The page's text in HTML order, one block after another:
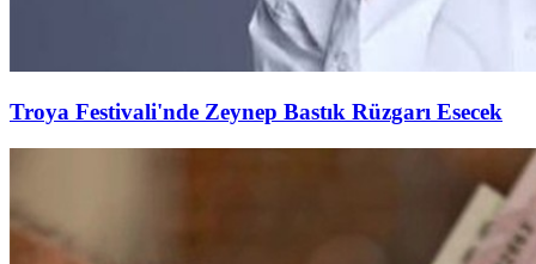
Troya Festivali'nde Zeynep Bastık Rüzgarı Esecek